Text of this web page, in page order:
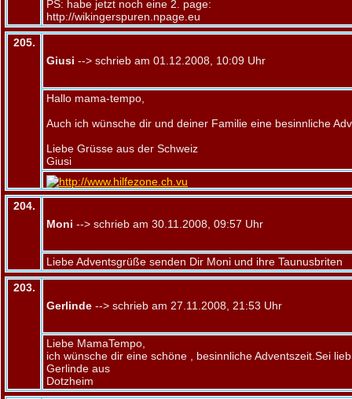
PS: habe jetzt noch eine 2. page:
http://wikingerspuren.npage.eu
205.
Giusi --> schrieb am 01.12.2008, 10:09 Uhr
Hallo mama-tempo,
Auch ich wünsche dir und deiner Familie eine besinnliche
Liebe Grüsse aus der Schweiz
Giusi
204.
Moni --> schrieb am 30.11.2008, 09:57 Uhr
Liebe Adventsgrüße senden Dir Moni und ihre Taunusbriten
203.
Gerlinde --> schrieb am 27.11.2008, 21:53 Uhr
Liebe MamaTempo,
ich wünsche dir eine schöne , besinnliche Adventszeit.Sei
Gerlinde aus
Dotzheim